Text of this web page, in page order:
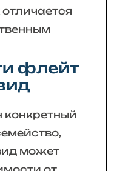
флейт
может